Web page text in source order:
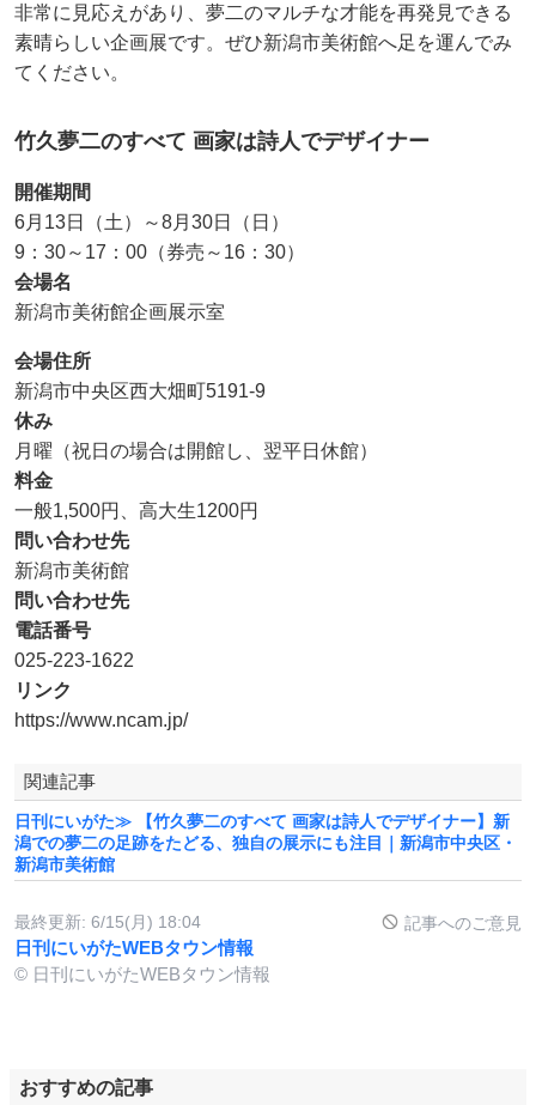
非常に見応えがあり、夢二のマルチな才能を再発見できる
素晴らしい企画展です。ぜひ新潟市美術館へ足を運んでみ
てください。
竹久夢二のすべて 画家は詩人でデザイナー
開催期間
6月13日（土）～8月30日（日）
9：30～17：00（券売～16：30）
会場名
新潟市美術館企画展示室
会場住所
新潟市中央区西大畑町5191-9
休み
月曜（祝日の場合は開館し、翌平日休館）
料金
一般1,500円、高大生1200円
問い合わせ先
新潟市美術館
問い合わせ先
電話番号
025-223-1622
リンク
https://www.ncam.jp/
関連記事
日刊にいがた≫ 【竹久夢二のすべて 画家は詩人でデザイナー】新
潟での夢二の足跡をたどる、独自の展示にも注目｜新潟市中央区・
新潟市美術館
最終更新: 6/15(月) 18:04 記事へのご意見
日刊にいがたWEBタウン情報
© 日刊にいがたWEBタウン情報
おすすめの記事